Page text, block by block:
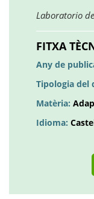
Laboratorio
FITXA
Any de
Tipologia del
Matèria:
Idioma: